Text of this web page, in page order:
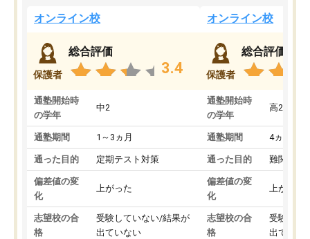
オンライン校
保護者
総合評価
3.4
通塾開始時
の学年
中2
通塾期間 1～3ヵ月
通った目的 定期テスト対策
偏差値の変
化
上がった
志望校の合
格
受験していない/結果が
出ていない
オンライン校
保護者
総合評価
通塾開始時
の学年
高2
通塾期間 4ヵ月～1
通った目的 難関私立
偏差値の変
化
上がった
志望校の合
格
受験して
出ていな